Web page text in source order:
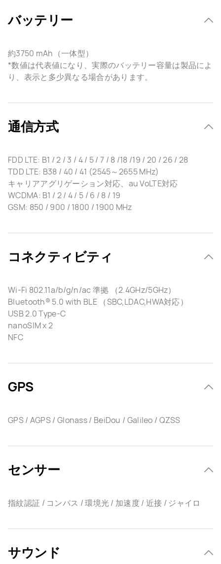
バッテリー
約3750 mAh（一体型）
*数値は代表値になり、実際のバッテリー容量は製品によ
り、表示と多少異なる場合があります。
通信方式
FDD LTE: B1 / 2 / 3 / 4 / 5 / 7 / 8 /18 /19 / 20 / 26 / 28
TDD LTE: B38 / 40 / 41 (2545～2655 MHz)
キャリアアグリゲーション対応、au VoLTE対応
WCDMA: B1 / 2 / 4 / 5 / 6 / 8 / 19
GSM: 850 / 900 / 1800 / 1900 MHz
コネクティビティ
Wi-Fi 802.11a/b/g/n/ac 準拠 （2.4GHz/5GHz）
Bluetooth® 5.0 with BLE （SBC,LDAC,HWA対応）
USB 2.0 Type-C
nanoSIM x 2
NFC
GPS
GPS / AGPS / Glonass / BeiDou / Galileo / QZSS
センサー
指紋認証 / コンパス / 環境光 / 加速度 / 近接 / ジャイロ
サウンド